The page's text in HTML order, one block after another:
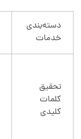
دسته‌بندی
خدمات
تحقیق
کلمات
کلیدی